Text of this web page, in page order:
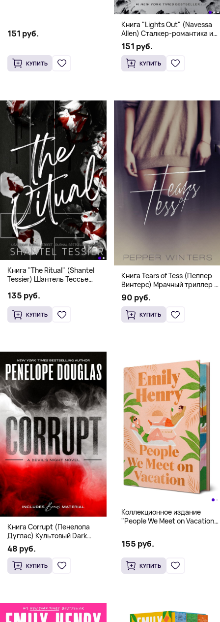
151 руб.
КУПИТЬ
Книга "Lights Out" (Navessa
Allen) Сталкер-романтика и
человек в маске (18+)
151 руб.
КУПИТЬ
Книга "The Ritual" (Shantel
Tessier) Шантель Тессье
романс бестселлер (18+)
135 руб.
КУПИТЬ
Книга Tears of Tess (Пеппер
Винтерс) Мрачный триллер о
выживании и страсти (18+)
90 руб.
КУПИТЬ
Книга Corrupt (Пенелопа
Дуглас) Культовый Dark
Romance бестселлер (18+)
48 руб.
КУПИТЬ
Коллекционное издание
"People We Meet on Vacation"
Hardcover
155 руб.
КУПИТЬ